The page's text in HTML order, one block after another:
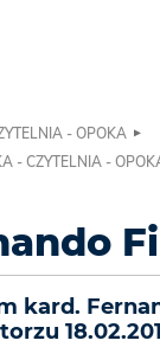
- OPOKA
- CZYTELNIA -
kard.